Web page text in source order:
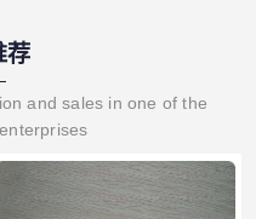
荐
and sales in one of the